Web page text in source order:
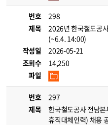
번호
298
제목
2026년 한국철도공
(~6.4. 14:00)
작성일
2026-05-21
조회수
14,250
파일
번호
297
제목
한국철도공사 전남본
휴직대체인력) 채용